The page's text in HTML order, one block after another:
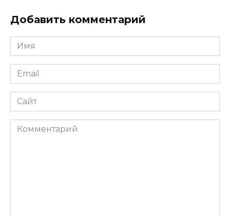
Добавить комментарий
Имя
Email
Сайт
Комментарий